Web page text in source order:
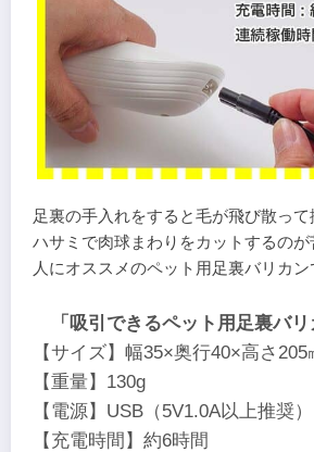
足裏の手入れをすると毛が飛び散っ
ハサミで肉球まわりをカットするの
人にオススメのペット用足裏バリカン
「吸引できるペット用足裏バリ
【サイズ】幅35×奥行40×高さ205
【重量】130g
【電源】USB（5V1.0A以上推奨）
【充電時間】約6時間